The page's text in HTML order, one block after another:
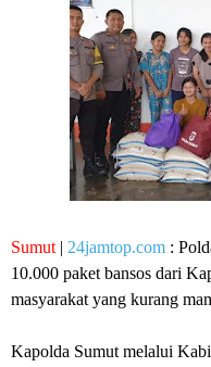
Sumut | 24jamtop.com :
10.000 paket bansos dari
masyarakat yang kurang
Kapolda Sumut melalui